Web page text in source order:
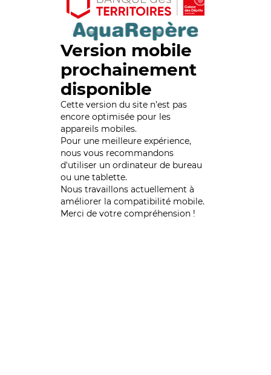
Version mobile
prochainement
disponible
Cette version du site n’est pas
encore optimisée pour les
appareils mobiles.
Pour une meilleure expérience,
nous vous recommandons
d'utiliser un ordinateur de bureau
ou une tablette.
Nous travaillons actuellement à
améliorer la compatibilité mobile.
Merci de votre compréhension !